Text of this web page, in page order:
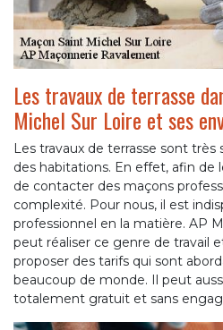
Les travaux de terrasse
Michel Sur Loire et ses
Les travaux de terrasse sont très
des habitations. En effet, afin de
de contacter des maçons
complexité. Pour nous, il est
professionnel en la matière. AP
peut réaliser ce genre de travail
proposer des tarifs qui sont
beaucoup de monde. Il peut
totalement gratuit et sans